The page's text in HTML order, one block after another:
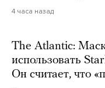
4 часа назад
The Atlantic:
использовать
Он считает, что